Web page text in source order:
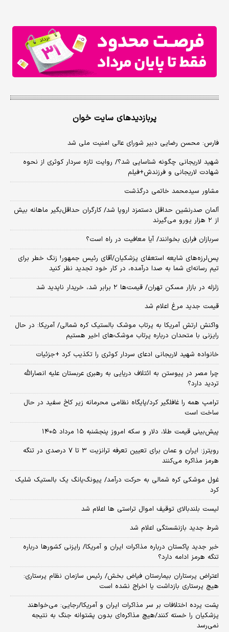
پربازدیدهای سایت خوان
فارس: محسن رضایی دبیر شورای عالی امنیت ملی شد
شهید لاریجانی چگونه شناسایی شد؟/ روایت تازه سردار کوثری از نحوه
شهادت لاریجانی و فرزندش+فیلم
مشاور سیدمحمد خاتمی درگذشت
آلمان صدرنشین حداقل دستمزد اروپا شد/ کارگران حداقل‌بگیر ماهانه بیش
از ۲ هزار یورو می‌گیرند
سربازان فراری بخوانند/ آیا معافیت در راه است؟
پس‌لرزه‌های شایعه استعفای پزشکیان/آقای رئیس جمهور! زنگ خطر برای
تیم رسانه‌ای شما به صدا درآمده، در کار خود تجدید نظر کنید
زلزله در بازار مسکن تهران/ قیمت‌ها ۲ برابر شد، خریدار ناپدید شد
قیمت جدید مرغ اعلام شد
واکنش ارتش آمریکا به پرتاب موشک بالستیک کره شمالی/ آمریکا: در حال
رایزنی با متحدان درباره پرتاب موشک‌های اخیر هستیم
خانواده شهید لاریجانی ادعای سردار کوثری را تکذیب کرد +جزئیات
چرا مصر در پیوستن به ائتلاف دریایی به رهبری عربستان علیه انصارالله
تردید دارد؟
ترامپ همه را غافلگیر کرد/پایگاه نظامی محرمانه زیر کاخ سفید در حال
ساخت است
پیش‌بینی قیمت طلا، دلار و سکه امروز پنجشنبه ۱۵ مرداد ۱۴۰۵
رویترز: ایران و عمان برای تعیین تعرفه ترانزیت ۳ تا ۷ درصدی در تنگه
هرمز مذاکره می‌کنند
غول موشکی کره شمالی به حرکت درآمد/ پیونگ‌یانگ یک بالستیک شلیک
کرد
لیست بلندبالای توقیف اموال تراستی ها اعلام شد
شرط جدید بازنشستگی اعلام شد
خبر جدید پاکستان درباره مذاکرات ایران و آمریکا/ رایزنی کشورها درباره
تنگه هرمز ادامه دارد؟
اعتراض پرستاران بیمارستان فیاض بخش/ رئیس سازمان نظام پرستاری:
هیچ پرستاری بازداشت یا اخراج نشده است
پشت پرده اختلافات بر سر مذاکرات ایران و آمریکا/رجایی: می‌خواهند
پزشکیان را خسته کنند/هیچ مذاکره‌ای بدون پشتوانه جنگ به نتیجه
نمی‌رسد